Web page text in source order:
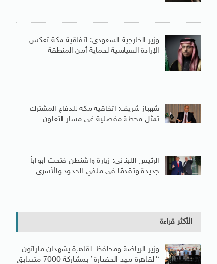
وزير الخارجية السعودى: اتفاقية مكة تعكس
الإرادة السياسية لحماية أمن المنطقة
شهباز شريف: اتفاقية مكة للدفاع المشترك
تمثل محطة مفصلية فى مسار التعاون
الرئيس اللبنانى: زيارة واشنطن فتحت أبواباً
جديدة وتقدمًا فى ملفي الحدود والأسرى
الأكثر قراءة
وزير الرياضة ومحافظ القاهرة يشهدان ماراثون
“القاهرة مهد الحضارة” بمشاركة 7000 متسابق